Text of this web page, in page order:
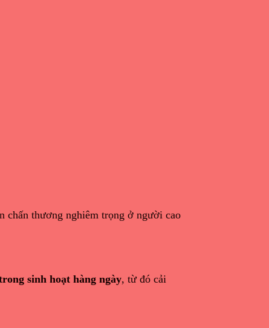
chấn thương nghiêm trọng ở người cao
sinh hoạt hàng ngày, từ đó cải